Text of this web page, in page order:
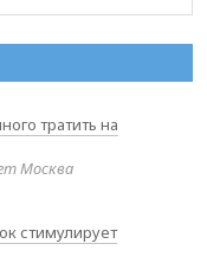
тратить на
Москва
стимулирует